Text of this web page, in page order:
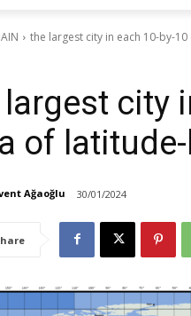
the largest city in each 10-by-
city
of
Ağaoğlu 30/01/2024